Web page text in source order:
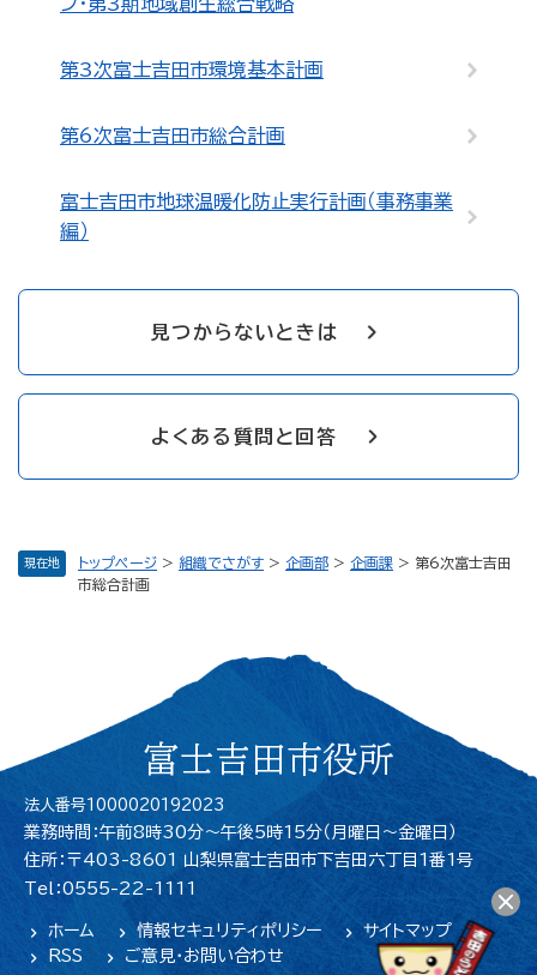
現在地 トップページ > 組織でさがす > 企画部 > 企画課 > 第6次富士吉田
市総合計画
第3次富士吉田市環境基本計画
第6次富士吉田市総合計画
富士吉田市地球温暖化防止実行計画（事務事業
編）
見つからないときは
よくある質問と回答
富士吉田市役所
法人番号1000020192023
業務時間：午前8時30分～午後5時15分（月曜日〜金曜日）
住所：〒403-8601 山梨県富士吉田市下吉田六丁目1番1号
Tel：0555-22-1111
ホーム 情報セキュリティポリシー
サイトマップ
RSS
ご意見・お問い合わせ